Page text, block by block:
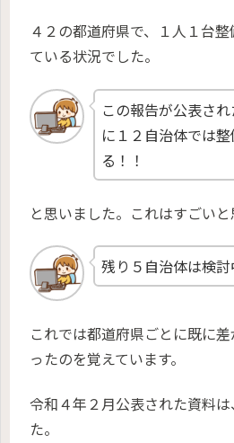
４２の都道府県で、１人１台
ている状況でした。
この報告が公表さ
に１２自治体では
る！！
と思いました。これはすごい
残り５自治体は検
これでは都道府県ごとに既に
ったのを覚えています。
令和４年２月公表された資料
た。